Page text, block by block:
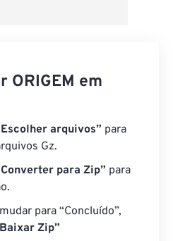
ORIGEM em
arquivos” para
Gz.
para Zip” para
para “Concluído”,
Zip”